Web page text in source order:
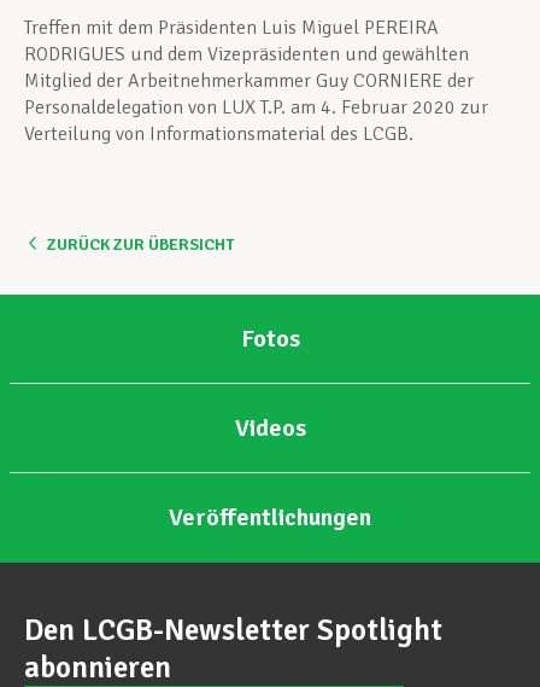
Treffen mit dem Präsidenten Luis Miguel PEREIRA
RODRIGUES und dem Vizepräsidenten und gewählten
Mitglied der Arbeitnehmerkammer Guy CORNIERE der
Personaldelegation von LUX T.P. am 4. Februar 2020 zur
Verteilung von Informationsmaterial des LCGB.
ZURÜCK ZUR ÜBERSICHT
Fotos
Videos
Veröffentlichungen
Den LCGB-Newsletter Spotlight
abonnieren